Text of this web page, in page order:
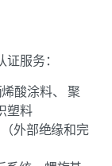
服务：
酸涂料、 聚
塑料
外部绝缘和完